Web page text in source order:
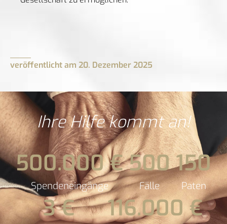
veröffentlicht am 20. Dezember 2025
Ihre Hilfe kommt an!
Spendeneingänge
500.000 €
Fälle
500
Paten
150
3 € 116.000 €